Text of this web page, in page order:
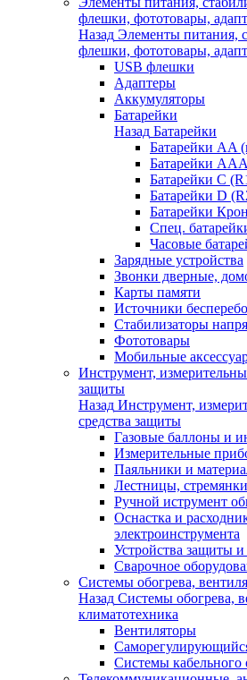
флешки, фототовары,
Назад Элементы питания,
флешки, фототовары,
USB флешки
Адаптеры
Аккумуляторы
Батарейки
Назад Батарейки
Батарейки AA
Батарейки
Батарейки C
Батарейки D
Батарейки
Спец.
Часовые
Зарядные устройства
Звонки дверные,
Карты памяти
Источники
Стабилизаторы
Фототовары
Мобильные
Инструмент,
защиты
Назад Инструмент,
средства защиты
Газовые баллоны и
Измерительные
Паяльники и
Лестницы, стремянки
Ручной иструмент
Оснастка и
электроинструмента
Устройства защиты и
Сварочное
Системы обогрева,
Назад Системы обогрева,
климатотехника
Вентиляторы
Системы кабельного